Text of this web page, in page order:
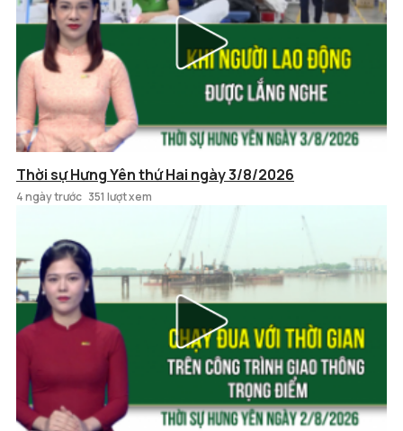
Thời sự Hưng Yên thứ Hai ngày 3/8/2026
4 ngày trước 351 lượt xem